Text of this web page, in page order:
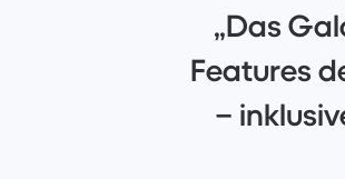
„Das
Features
–